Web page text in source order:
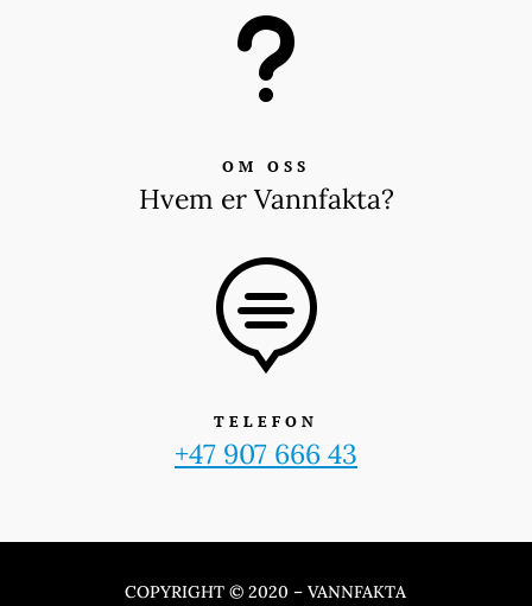
u
OM OSS
Hvem er Vannfakta?

TELEFON
+47 907 666 43
COPYRIGHT © 2020 – VANNFAKTA